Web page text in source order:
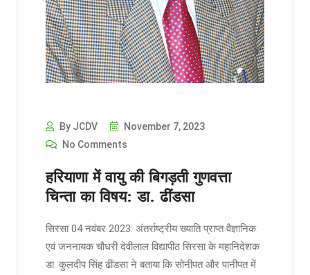
By JCDV
November 7, 2023
No Comments
हरियाणा में वायु की बिगड़ती गुणवत्ता
चिन्ता का विषय: डा. ढींडसा
सिरसा 04 नवंबर 2023: अंतर्राष्ट्रीय ख्याति प्राप्त वैज्ञानिक
एवं जननायक चौधरी देवीलाल विद्यापीठ सिरसा के महानिदेशक
डा. कुलदीप सिंह ढींडसा ने बताया कि सोनीपत और पानीपत में